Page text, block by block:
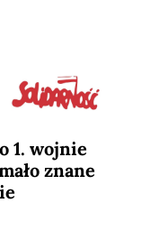
1. wojnie
znane